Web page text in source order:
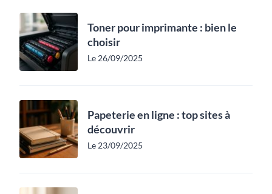
Toner pour imprimante : bien le
choisir
Le 26/09/2025
Papeterie en ligne : top sites à
découvrir
Le 23/09/2025